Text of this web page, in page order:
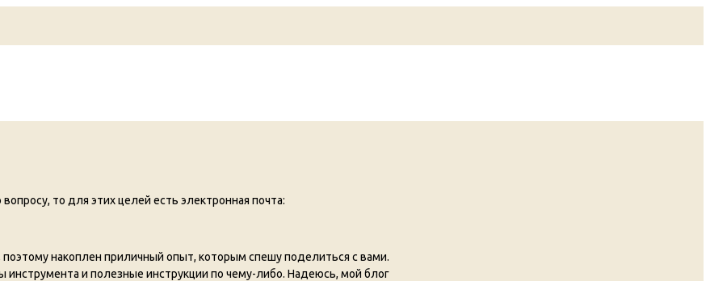
то для этих целей есть электронная почта:
накоплен приличный опыт, которым спешу поделиться с вами.
и полезные инструкции по чему-либо. Надеюсь, мой блог